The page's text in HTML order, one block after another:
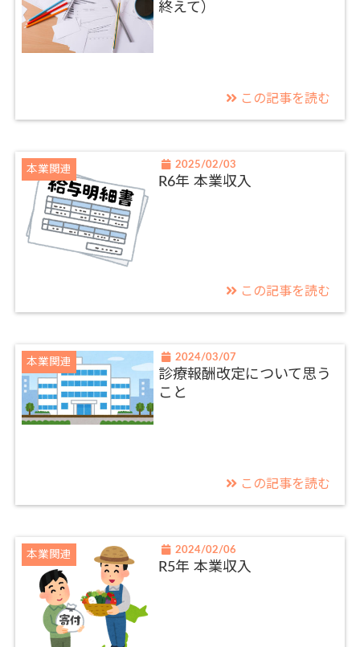
終えて）
この記事を読む
本業関連 2025/02/03
R6年 本業収入
この記事を読む
本業関連 2024/03/07
診療報酬改定について思う
こと
この記事を読む
本業関連 2024/02/06
R5年 本業収入